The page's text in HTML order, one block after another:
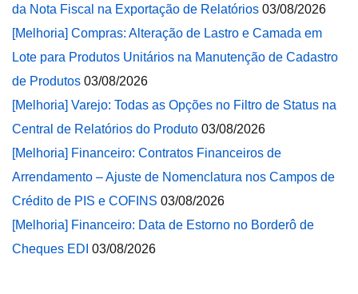
da Nota Fiscal na Exportação de Relatórios 03/08/2026
[Melhoria] Compras: Alteração de Lastro e Camada em
Lote para Produtos Unitários na Manutenção de Cadastro
de Produtos 03/08/2026
[Melhoria] Varejo: Todas as Opções no Filtro de Status na
Central de Relatórios do Produto 03/08/2026
[Melhoria] Financeiro: Contratos Financeiros de
Arrendamento – Ajuste de Nomenclatura nos Campos de
Crédito de PIS e COFINS 03/08/2026
[Melhoria] Financeiro: Data de Estorno no Borderô de
Cheques EDI 03/08/2026